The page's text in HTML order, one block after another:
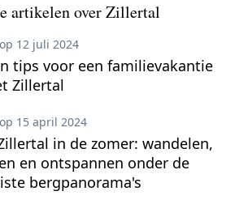
artikelen over Zillertal
op 12 juli 2024
tips voor een familievakantie
Zillertal
op 15 april 2024
in de zomer: wandelen,
en ontspannen onder de
bergpanorama's